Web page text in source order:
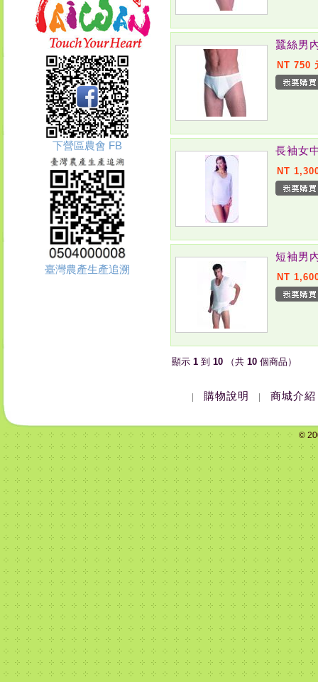
下營區農會 FB
臺灣農產生產追溯
蠶絲男
NT 750
長袖女
NT
短袖男
NT
顯示 1 到 10 （共 10 個商品）
購物說明 商城介紹
©